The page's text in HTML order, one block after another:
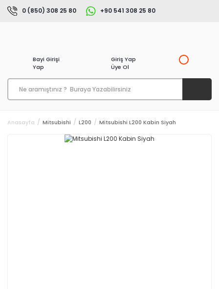
0 (850) 308 25 80 +90 541 308 25 80
Bayi Girişi
Yap
Giriş Yap
Üye Ol
Anasayfa Mitsubishi L200 Mitsubishi L200 Kabin Siyah